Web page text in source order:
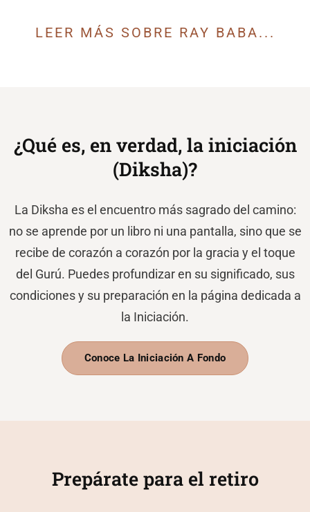
LEER MÁS SOBRE RAY BABA...
¿Qué es, en verdad, la iniciación
(Diksha)?
La Diksha es el encuentro más sagrado del camino:
no se aprende por un libro ni una pantalla, sino que se
recibe de corazón a corazón por la gracia y el toque
del Gurú. Puedes profundizar en su significado, sus
condiciones y su preparación en la página dedicada a
la Iniciación.
Conoce La Iniciación A Fondo
Prepárate para el retiro